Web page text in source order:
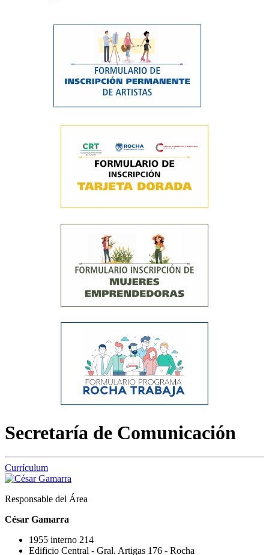
Secretaría de Comunicación
Currículum
Responsable del Área
César Gamarra
1955 interno 214
Edificio Central - Gral. Artigas 176 - Rocha